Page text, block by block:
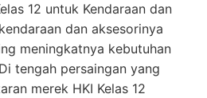
12 untuk Kendaraan dan
dan aksesorinya
meningkatnya kebutuhan
tengah persaingan yang
merek HKI Kelas 12